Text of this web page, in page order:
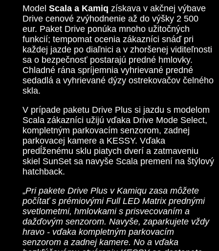
Model Scala a Kamiq získava v akčnej výbave
Drive cenové zvýhodnenie až do výšky 2 500
eur. Paket Drive ponúka mnoho užitočných
funkcií; tempomat ocenia zákazníci snáď pri
každej jazde po diaľnici a v zhoršenej viditeľnosti
sa o bezpečnosť postarajú predné hmlovky.
Chladné rána spríjemnia vyhrievané predné
sedadlá a vyhrievané dýzy ostrekovačov čelného
skla.
V prípade paketu Drive Plus si jazdu s modelom
Scala zákazníci užijú vďaka Drive Mode Select,
kompletným parkovacím senzorom, zadnej
parkovacej kamere a KESSY. Vďaka
predĺženému sklu piatych dverí a zatmaveniu
skiel SunSet sa navyše Scala premení na štýlový
hatchback.
„Pri pakete Drive Plus v Kamiqu zasa môžete
počítať s prémiovými Full LED Matrix prednými
svetlometmi, hmlovkami s prisvecovaním a
dažďovým senzorom. Navyše, zaparkujete vždy
hravo - vďaka kompletným parkovacím
senzorom a zadnej kamere. No a vďaka